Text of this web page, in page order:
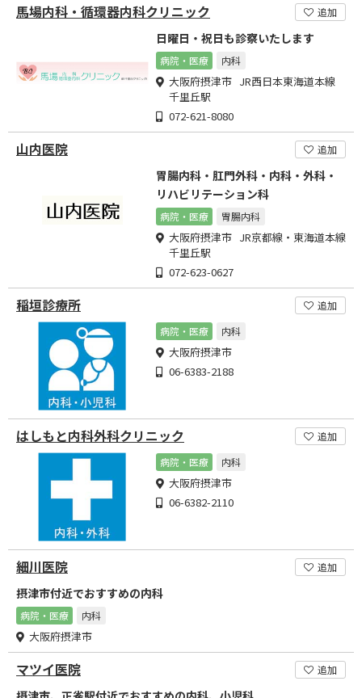
馬場内科・循環器内科クリニック 追加
日曜日・祝日も診察いたします
病院・医療 内科
大阪府摂津市 JR西日本東海道本線
千里丘駅
072-621-8080
山内医院 追加
胃腸内科・肛門外科・内科・外科・
リハビリテーション科
病院・医療 胃腸内科
大阪府摂津市 JR京都線・東海道本線
千里丘駅
072-623-0627
稲垣診療所
追加
病院・医療
内科
大阪府摂津市
06-6383-2188
はしもと内科外科クリニック
追加
病院・医療
内科
大阪府摂津市
06-6382-2110
細川医院 追加
摂津市付近でおすすめの内科
病院・医療 内科
大阪府摂津市
マツイ医院 追加